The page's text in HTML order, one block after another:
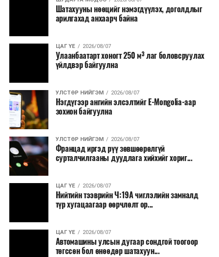
болон арилжааны банкуудтай хамтран стратегийн
бүтээгдэхүүний нөөц бүрдүүлэх, хадгалах, түгээх,
борлуулах бүх шатанд цахим төлбөрийн баримт
үйлдэж, бүртгэлийг ил тод болгох юм.
2026 оны намар бэлтгэж, 2027 оны хавар худалдаанд
Засаг дарга Б.Пүрэвдагваг онцгойлон анхаарч
ажиллахыг Ерөнхий сайд үүрэг болгожээ.
Нөөцийн махыг цахим системд бүртгэснээр мах
бэлтгэлийн явц, нөөцийн үлдэгдэл ил тод болно. Мөн
хөнгөлөлттэй зээлийг зориулалтын бусаар ашиглах
явдлыг таслан зогсоох, хүртээмжийг нэмэгдүүлэх,
өрсөлдөөнийг бий болгох боломжтой гэж үзжээ.
Иргэд агуулах, үйлдвэрээс махаа шууд худалдан авах,
малчид системээр дамжуулан бүтээгдэхүүнээ
Түүнчлэн түлш, улаанбуудай, хүнсний ногооны нөөц
бүрдүүлэх зоорь, агуулах барих аж ахуйн нэгжүүдэд
Шатахууны нөөцийг нэмэгдүүлэх, доголдлыг
арилгахад анхаарч байна
ЦАГ ҮЕ 2026/08/07
Улаанбаатарт хоногт 250 м³ лаг боловсруулах
үйлдвэр байгуулна
УЛСТӨР НИЙГЭМ 2026/08/07
Нэгдүгээр ангийн элсэлтийг E-Mongolia-аар
зохион байгуулна
УЛСТӨР НИЙГЭМ 2026/08/07
Францад иргэд рүү зөвшөөрөлгүй
сурталчилгааны дуудлага хийхийг хориг...
ЦАГ ҮЕ 2026/08/07
Нийтийн тээврийн Ч:19А чиглэлийн замналд
түр хугацаагаар өөрчлөлт ор...
ЦАГ ҮЕ 2026/08/07
Автомашины улсын дугаар сондгой тоогоор
төгссөн бол өнөөдөр шатахуун...